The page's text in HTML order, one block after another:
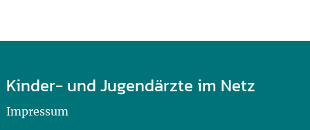
Kinder- und Jugendärzte im Netz
Impressum